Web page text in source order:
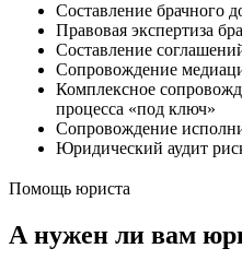
Составление брачного
Правовая экспертиза
Составление
Сопровождение
Комплексное
процесса «под ключ»
Сопровождение
Юридический аудит
Помощь юриста
А нужен ли вам